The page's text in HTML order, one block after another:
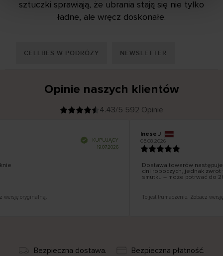
sztuczki sprawiają, że ubrania stają się nie tylko
ładne, ale wręcz doskonałe.
CELLBES W PODRÓZY NEWSLETTER
Opinie naszych klientów
4.43/5 592 Opinie
KUPUJĄCY
19.07.2026
wersję oryginalną.
Inese J
05.08.2026
Dostawa towarów
dni roboczych, jednak
smutku – może potrwać do
To jest tłumaczenie. Zobacz
Bezpieczna dostawa.
Bezpieczna płatność.